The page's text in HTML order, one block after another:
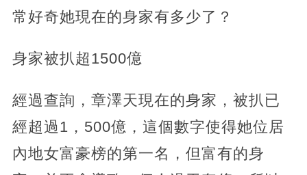
常好奇她現在的身家有多少了？
身家被扒超1500億
經過查詢，章澤天現在的身家，被扒已
經超過1，500億，這個數字使得她位居
內地女富豪榜的第一名，但富有的身